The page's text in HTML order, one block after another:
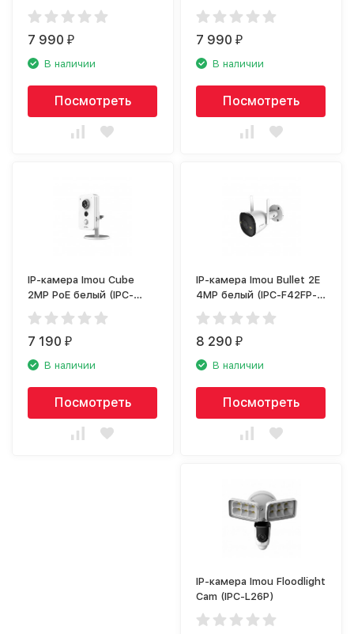
7 990₽
В наличии
Посмотреть
7 990₽
В наличии
Посмотреть
IP-камера Imou Cube
2MP PoE белый (IPC-
K22AP)
7 190₽
В наличии
Посмотреть
IP-камера Imou Bullet 2E
4MP белый (IPC-F42FP-
0280B)
8 290₽
В наличии
Посмотреть
IP-камера Imou Floodlight
Cam (IPC-L26P)